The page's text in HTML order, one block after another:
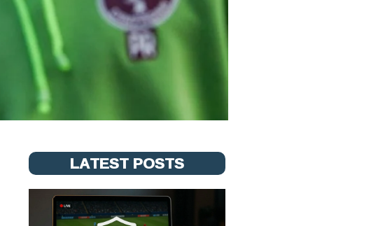
LATEST POSTS